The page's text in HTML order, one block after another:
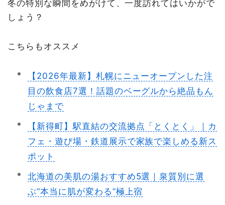
冬の特別な瞬間をめがけて、一度訪れてはいかがで
しょう？
こちらもオススメ
【2026年最新】札幌にニューオープンした注
目の飲食店7選！話題のベーグルから絶品もん
じゃまで
【新得町】駅直結の交流拠点「とくとく」｜カ
フェ・遊び場・鉄道展示で家族で楽しめる新ス
ポット
北海道の美肌の湯おすすめ5選｜泉質別に選
ぶ“本当に肌が変わる”極上宿